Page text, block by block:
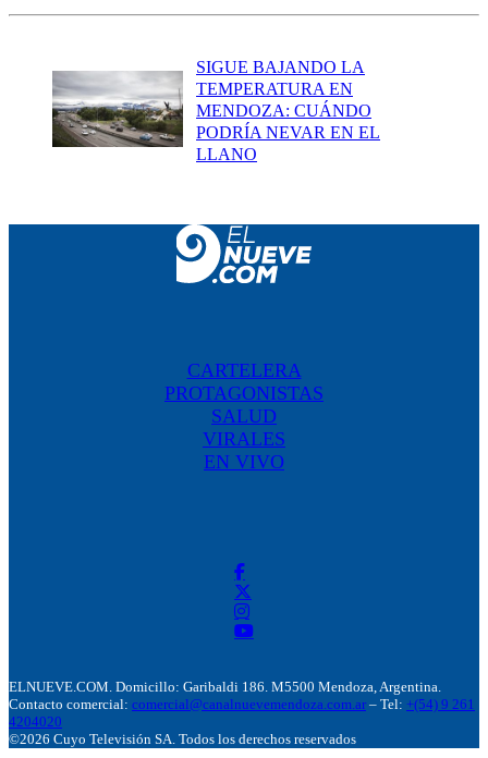
SIGUE BAJANDO LA
TEMPERATURA EN
MENDOZA: CUÁNDO
PODRÍA NEVAR EN EL
LLANO
CARTELERA
PROTAGONISTAS
SALUD
VIRALES
EN VIVO
ELNUEVE.COM. Domicillo: Garibaldi 186. M5500 Mendoza, Argentina.
Contacto comercial: comercial@canalnuevemendoza.com.ar – Tel: +(54) 9 261
4204020
©2026 Cuyo Televisión SA. Todos los derechos reservados